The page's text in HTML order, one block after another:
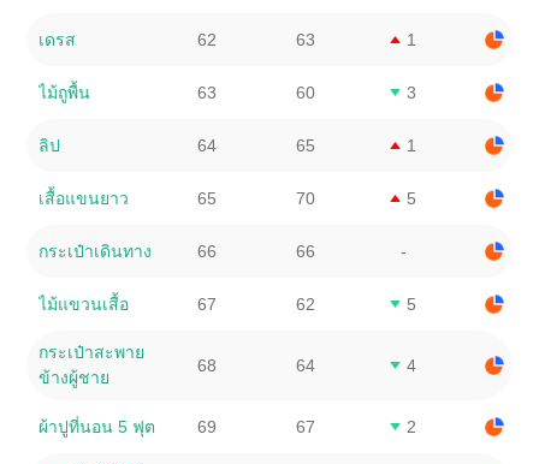
เดรส 62 63 1
ไม้ถูพื้น 63 60 3
ลิป 64 65 1
เสื้อแขนยาว 65 70 5
กระเป๋าเดินทาง 66 66 -
ไม้แขวนเสื้อ 67 62 5
กระเป๋าสะพาย
ข้างผู้ชาย
68 64 4
ผ้าปูที่นอน 5 ฟุต 69 67 2